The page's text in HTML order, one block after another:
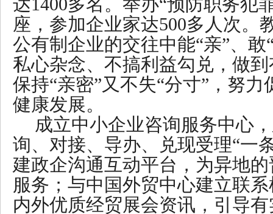
达1400多名。举办“预防职务犯
座，参加企业家达500多人次。
公有制企业的交往中能“亲”、敢
私心杂念、不搞利益勾兑，做
保持“亲密”又不失“分寸”，努
健康发展。
成立中小企业咨询服务中心
询、对接、导办、兑现受理“一
建政企沟通互动平台，为异地
服务；与中国外贸中心建立联
内外优质经贸展会资讯，引导